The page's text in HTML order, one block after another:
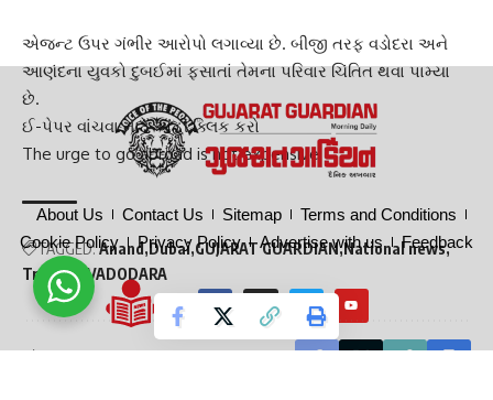
એજન્ટ ઉપર ગંભીર આરોપો લગાવ્યા છે. બીજી તરફ વડોદરા અને
આણંદના યુવકો દુબઈમાં ફસાતાં તેમના પરિવાર ચિંતિત થવા પામ્યા
છે.
ઈ-પેપર વાંચવા માટે અહીં ક્લિક કરો
The urge to go abroad is not expensive
TAGGED: Anand Dubai GUJARAT GUARDIAN National news
Trapped VADODARA
About Us Contact Us Sitemap
Terms and Conditions
Cookie Policy
Privacy Policy Advertise with us Feedback